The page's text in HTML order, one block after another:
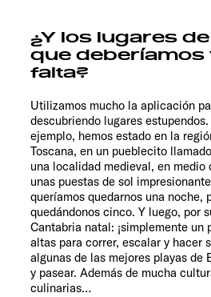
¿Y los lugares
que deberíamos
falta?
Utilizamos mucho la aplicación
descubriendo lugares
ejemplo, hemos estado en la
Toscana, en un pueblecito
una localidad medieval, en medio
unas puestas de sol
queríamos quedarnos una noche,
quedándonos cinco. Y luego, por
Cantabria natal: ¡simplemente un
altas para correr, escalar y hacer
algunas de las mejores playas de
y pasear. Además de mucha
culinarias…